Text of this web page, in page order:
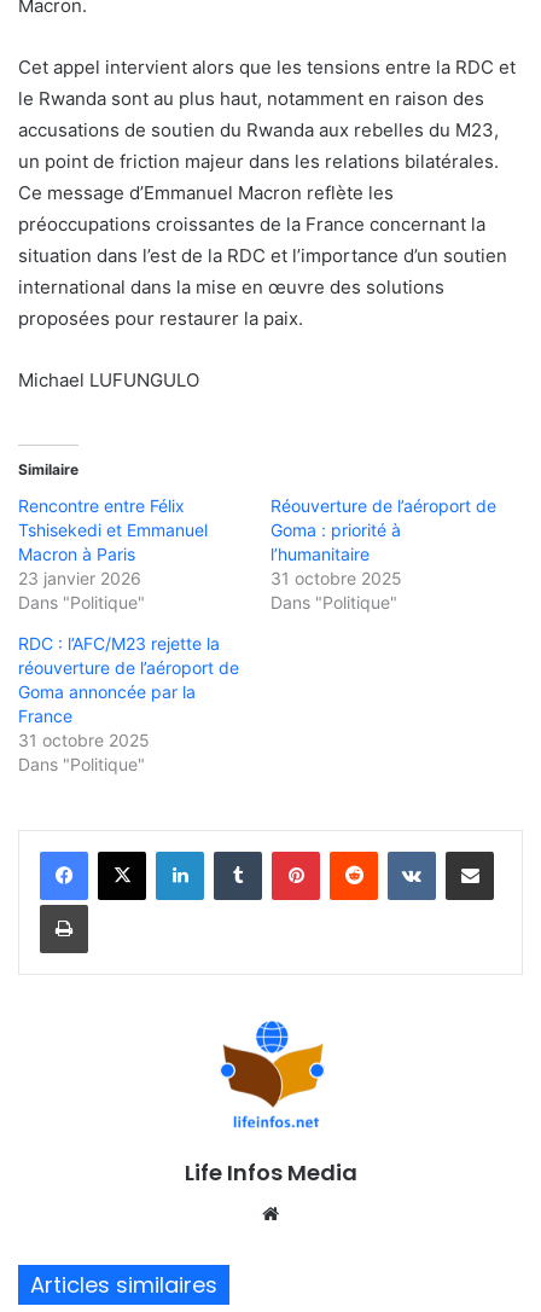
Macron.
Cet appel intervient alors que les tensions entre la RDC et
le Rwanda sont au plus haut, notamment en raison des
accusations de soutien du Rwanda aux rebelles du M23,
un point de friction majeur dans les relations bilatérales.
Ce message d’Emmanuel Macron reflète les
préoccupations croissantes de la France concernant la
situation dans l’est de la RDC et l’importance d’un soutien
international dans la mise en œuvre des solutions
proposées pour restaurer la paix.
Michael LUFUNGULO
Similaire
Rencontre entre Félix
Tshisekedi et Emmanuel
Macron à Paris
23 janvier 2026
Dans "Politique"
Réouverture de l’aéroport de
Goma : priorité à
l’humanitaire
31 octobre 2025
Dans "Politique"
RDC : l’AFC/M23 rejette la
réouverture de l’aéroport de
Goma annoncée par la
France
31 octobre 2025
Dans "Politique"
Life Infos Media
Articles similaires